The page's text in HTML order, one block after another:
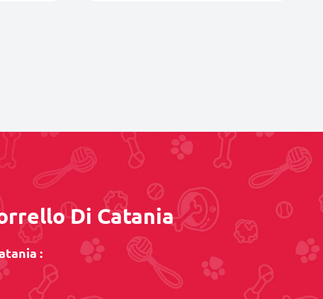
Di Catania
: